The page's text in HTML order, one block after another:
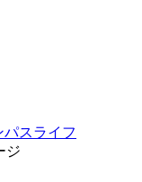
スライフ
ジ